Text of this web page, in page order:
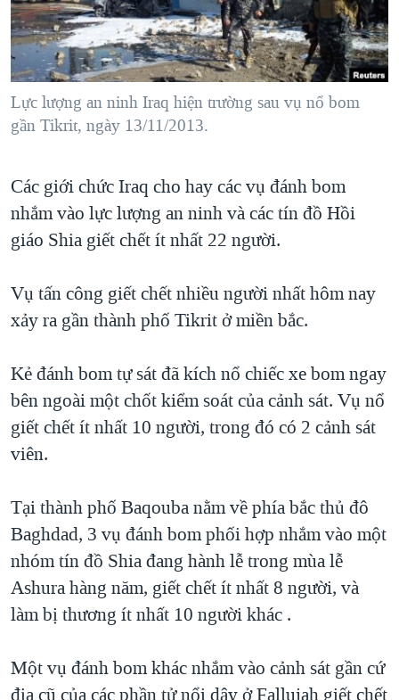
"Tìm"NGƯỜI VIỆT HẢI NGOẠI
ĐỜI SỐNG
KINH TẾ
KHOA HỌC
VĂN HOÁ
THỂ THAO
GIÁO DỤC
TẠI
HÀNH TRÌNH BẦU CỬ 2024
MỘT NĂM CHIẾN TRANH TẠI DẢI GAZA
GIẢI MÃ VÀNH ĐAI & CON ĐƯỜNG
NGÀY TỊ NẠN THẾ GIỚI
GROUND ZERO – XƯA VÀ NAY
CHI PHÍ CHIẾN TRANH AFGHANISTAN
THƯỢNG ĐỈNH TRUMP-KIM TẠI VIỆT NAM
TRỊNH VĨNH BÌNH VS. CHÍNH PHỦ VIỆT NAM
BÊN KIA QUỐC LỘ: TIẾNG VỌNG TỪ NÔNG THÔN MỸ
QUAN HỆ VIỆT MỸ
VIDEO
NGHE
MẠNG XÃ HỘI
Ngôn ngữ khác
Lực lượng an ninh Iraq hiện trường sau vụ nổ bom
gần Tikrit, ngày 13/11/2013.
Các giới chức Iraq cho hay các vụ đánh bom
nhắm vào lực lượng an ninh và các tín đồ Hồi
giáo Shia giết chết ít nhất 22 người.
Vụ tấn công giết chết nhiều người nhất hôm nay
xảy ra gần thành phố Tikrit ở miền bắc.
Kẻ đánh bom tự sát đã kích nổ chiếc xe bom ngay
bên ngoài một chốt kiểm soát của cảnh sát. Vụ nổ
giết chết ít nhất 10 người, trong đó có 2 cảnh sát
viên.
Tại thành phố Baqouba nằm về phía bắc thủ đô
Baghdad, 3 vụ đánh bom phối hợp nhắm vào một
nhóm tín đồ Shia đang hành lễ trong mùa lễ
Ashura hàng năm, giết chết ít nhất 8 người, và
làm bị thương ít nhất 10 người khác .
Một vụ đánh bom khác nhắm vào cảnh sát gần cứ
địa cũ của các phần tử nổi dậy ở Fallujah giết chết